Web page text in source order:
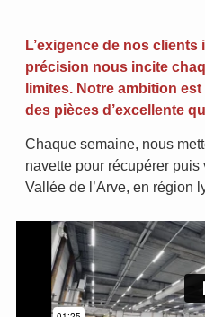
L’exigence de nos
précision nous incite
limites. Notre ambition
des pièces d’excellente
Chaque semaine, nous
navette pour récupérer
Vallée de l’Arve, en région